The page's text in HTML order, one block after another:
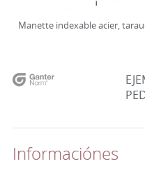
Manette indexable acier,
Informaciónes